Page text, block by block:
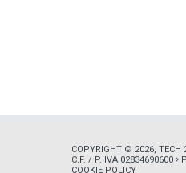
COPYRIGHT © 2026, TECH
C.F. / P. IVA 02834690600
COOKIE POLICY